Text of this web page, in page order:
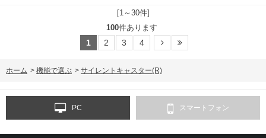
[1～30件]
100件あります
1 2 3 4
ホーム > 機能で選ぶ > サイレントキャスター(R)
PC スマートフォン